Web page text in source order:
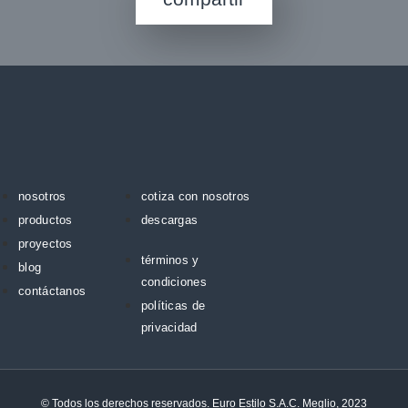
nosotros
productos
proyectos
blog
contáctanos
cotiza con nosotros
descargas
términos y
condiciones
políticas de
privacidad
© Todos los derechos reservados. Euro Estilo S.A.C. Meglio, 2023